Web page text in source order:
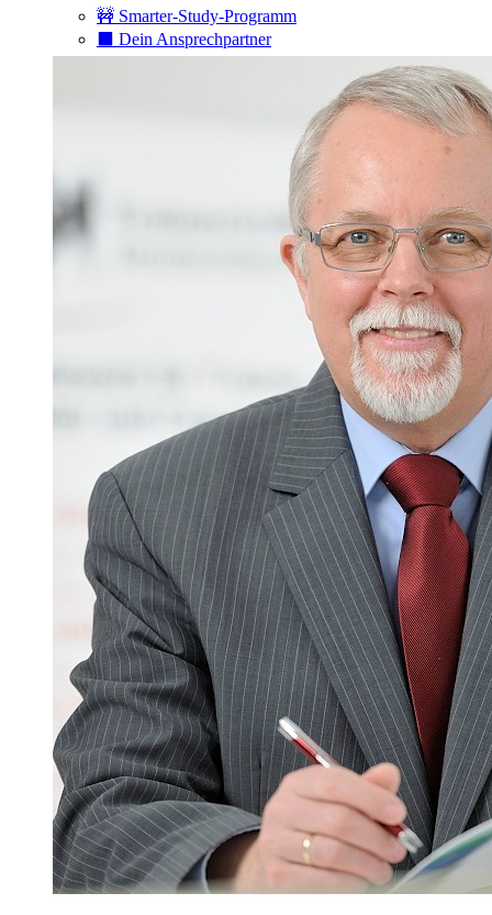
🚧 Smarter-Study-Programm
⬛️ Dein Ansprechpartner